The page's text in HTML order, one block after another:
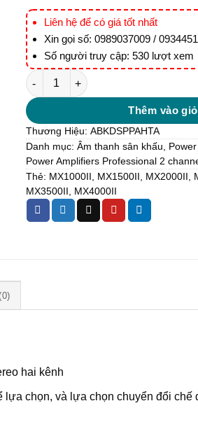
Liên hệ để có giá tốt nhất
Xin gọi số: 0989037009 /
Số người truy cập: 530 lượt xem
MX3500II Amply công suất
Thêm vào
Thương Hiệu: ABKDSPPAHTA
Danh mục: Âm thanh sân khấu,
Power Amplifiers Professional 2
Thẻ: MX1000II , MX1500II , MX2000II ,
MX3500II , MX4000II
hai kênh
chọn, và lựa chọn chuyển đổi chế